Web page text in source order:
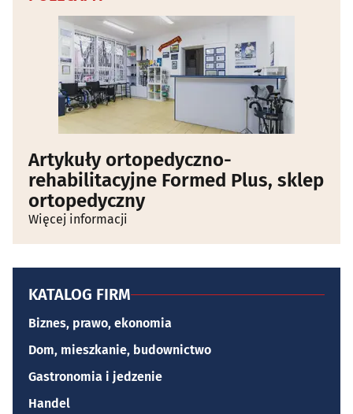
Artykuły ortopedyczno-
rehabilitacyjne Formed Plus, sklep
ortopedyczny
Więcej informacji
KATALOG FIRM
Biznes, prawo, ekonomia
Dom, mieszkanie, budownictwo
Gastronomia i jedzenie
Handel